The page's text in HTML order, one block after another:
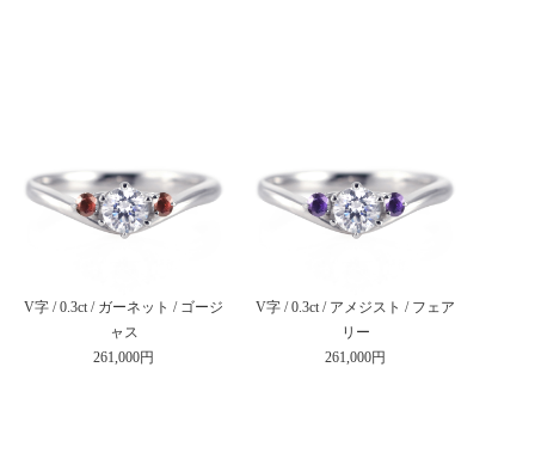
V字 / 0.3ct / ガーネット / ゴージ
ャス
261,000円
V字 / 0.3ct / アメジスト / フェア
リー
261,000円